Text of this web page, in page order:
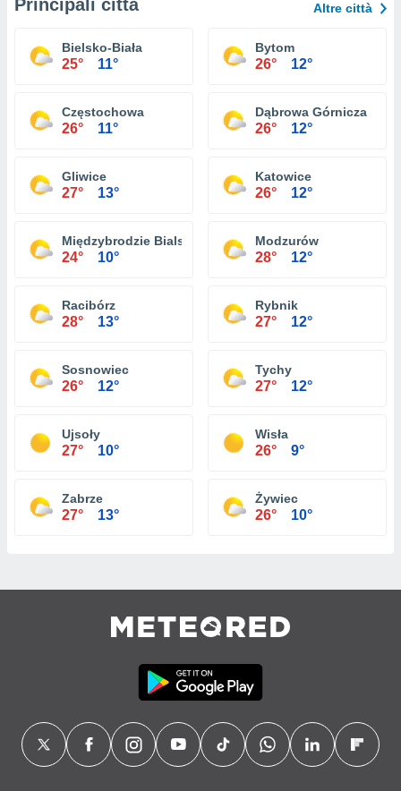
Principali città Altre città
Bielsko-Biała
25° 11°
Bytom
26° 12°
Częstochowa
26° 11°
Dąbrowa Górnicza
26° 12°
Gliwice
27° 13°
Katowice
26° 12°
Międzybrodzie Bialskie
24° 10°
Modzurów
28° 12°
Racibórz
28° 13°
Rybnik
27° 12°
Sosnowiec
26° 12°
Tychy
27° 12°
Ujsoły
27° 10°
Wisła
26° 9°
Zabrze
27° 13°
Żywiec
26° 10°